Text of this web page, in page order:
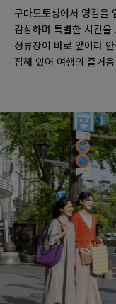
구마모토성에서 영감을
감상하며 특별한 시간
정류장이 바로 앞이라
집해 있어 여행의 즐거